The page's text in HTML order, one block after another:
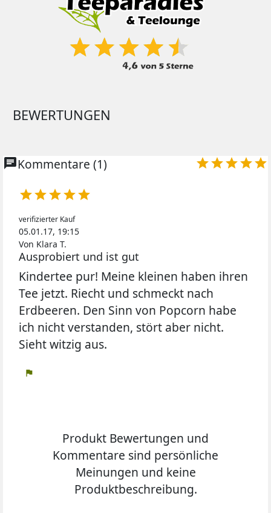
BEWERTUNGEN
chatKommentare (1) 

verifizierter Kauf
05.01.17, 19:15
Von Klara T.
Ausprobiert und ist gut
Kindertee pur! Meine kleinen haben ihren
Tee jetzt. Riecht und schmeckt nach
Erdbeeren. Den Sinn von Popcorn habe
ich nicht verstanden, stört aber nicht.
Sieht witzig aus.
flag
Produkt Bewertungen und
Kommentare sind persönliche
Meinungen und keine
Produktbeschreibung.